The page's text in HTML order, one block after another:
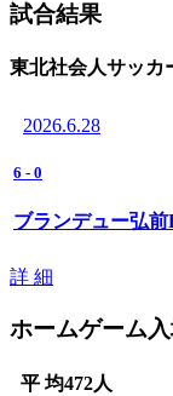
試合結果
東北社会人サッカ
2026.6.28
6 - 0
ブランデュー弘
詳 細
ホームゲーム
平 均472人